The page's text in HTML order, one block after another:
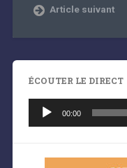
Article suivant
ÉCOUTER LE DIRECT
audio
00:00